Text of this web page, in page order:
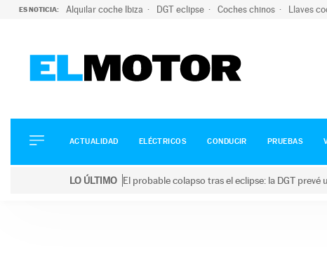
ES NOTICIA: Alquilar coche Ibiza DGT eclipse Coches chinos Llaves
ELÉCTRICOS
CONDUCIR
ACTUALIDAD ELÉCTRICOS CONDUCIR PRUEBAS
LO ÚLTIMO El probable colapso tras el eclipse: la DGT